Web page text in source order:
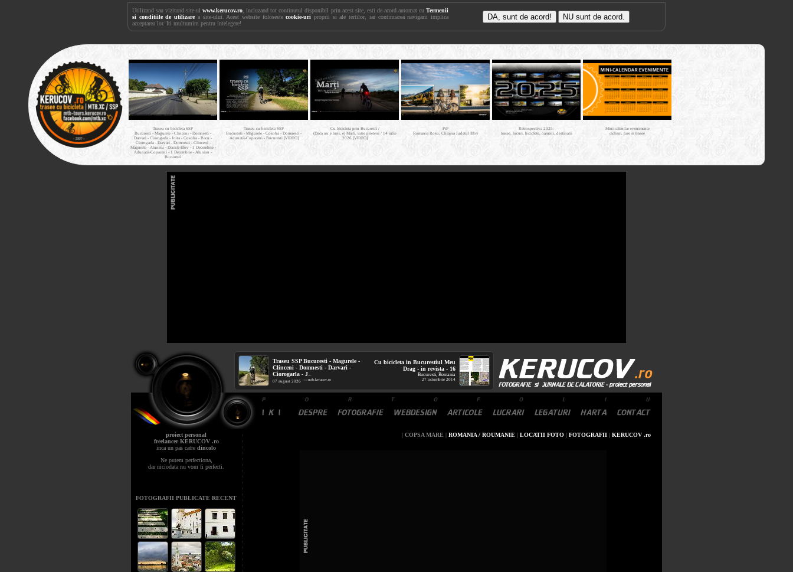
Utilizand sau vizitand site-ulwww.kerucov.ro , incluzand tot continutul disponibil prin acest site, esti de acord automat cuTermenii
si conditiile de utilizare a site-ului. Acest website folosestecookie-uri proprii si ale tertilor, iar continuarea navigarii implica
acceptarea lor. Iti multumim pentru intelegere!
Traseu cu bicicleta SSP
Bucuresti - Magurele - Clinceni - Domnesti -
Darvari - Ciorogarla - Joita - Cosoba - Bacu -
Ciorogarla - Darvari - Domnesti - Clinceni -
Magurele - Alunisu - Darasti-Ilfov - 1 Decembrie -
Adunatii-Copaceni - 1 Decembrie - Alunisu -
Bucuresti
Traseu cu bicicleta SSP
Bucuresti - Magurele - Cosoba - Domnesti -
Adunatii-Copaceni - Bucuresti [VIDEO]
Cu bicicleta prin Bucuresti /
(Daca nu e luni, e) Marti, intre prieteni / 14 iulie
2026 [VIDEO]
PiP
Romania Rosu, Chiajna Judetul Ilfov
Retrospectiva 2025:
trasee, locuri, biciclete, oameni, destinatii
Mini-calendar evenimente
ciclism, ture si trasee
bicicleta MTB
Traseu SSP Bucuresti - Magurele -
Clinceni - Domnesti - Darvari -
Ciorogarla - J...
07 august 2026 / via mtb.kerucov.ro
Cu bicicleta in Bucurestiul Meu
Drag - in revista - 16
Bucuresti, Romania
27 octombrie 2014
proiect personal
freelancer KERUCOV .ro
inca un pas catre dincolo
Ne putem perfectiona,
dar niciodata nu vom fi perfecti.
FOTOGRAFII PUBLICATE RECENT
| COPSA MARE | ROMANIA / ROUMANIE | LOCATII FOTO | FOTOGRAFII | KERUCOV .ro